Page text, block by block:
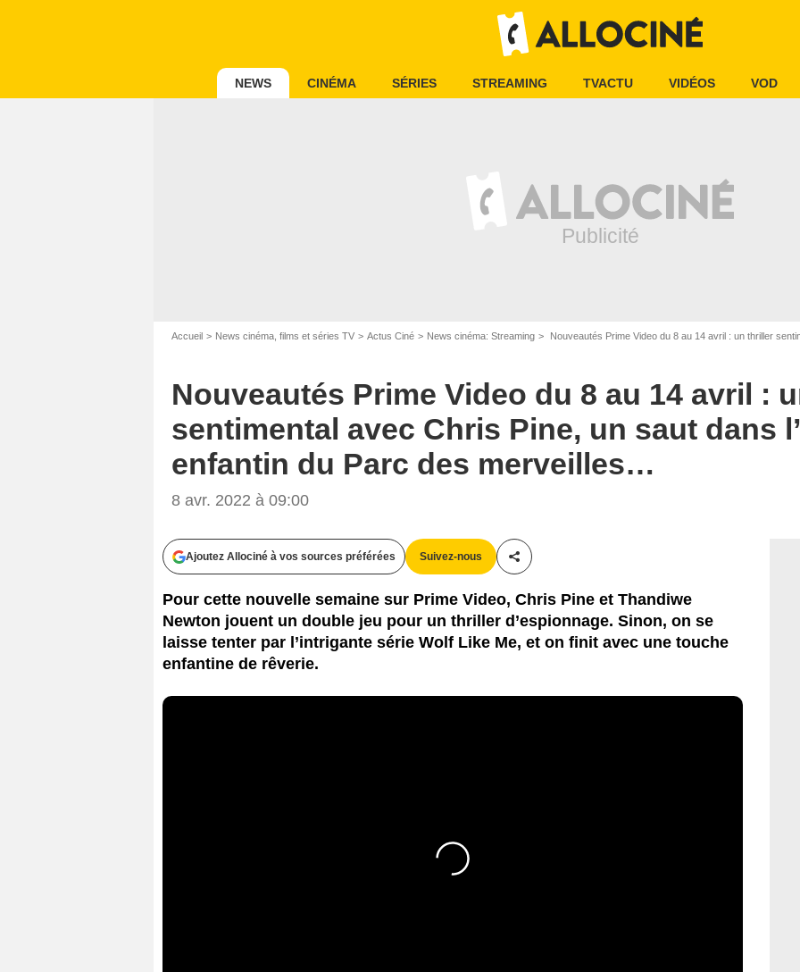
NEWS CINÉMA SÉRIES STREAMING TVACTU VIDÉOS VOD
Accueil News cinéma, films et séries TV Actus Ciné News cinéma: Streaming Nouveautés Prime Video du 8 au 14 avril : un thriller sentimental avec
Nouveautés Prime Video du 8 au 14 avril :
sentimental avec Chris Pine, un saut dans
enfantin du Parc des merveilles…
8 avr. 2022 à 09:00
Ajoutez Allociné à vos sources préférées Suivez-nous
Partager cet article
Pour cette nouvelle semaine sur Prime Video, Chris Pine et Thandiwe
Newton jouent un double jeu pour un thriller d’espionnage. Sinon, on se
laisse tenter par l’intrigante série Wolf Like Me, et on finit avec une touche
enfantine de rêverie.